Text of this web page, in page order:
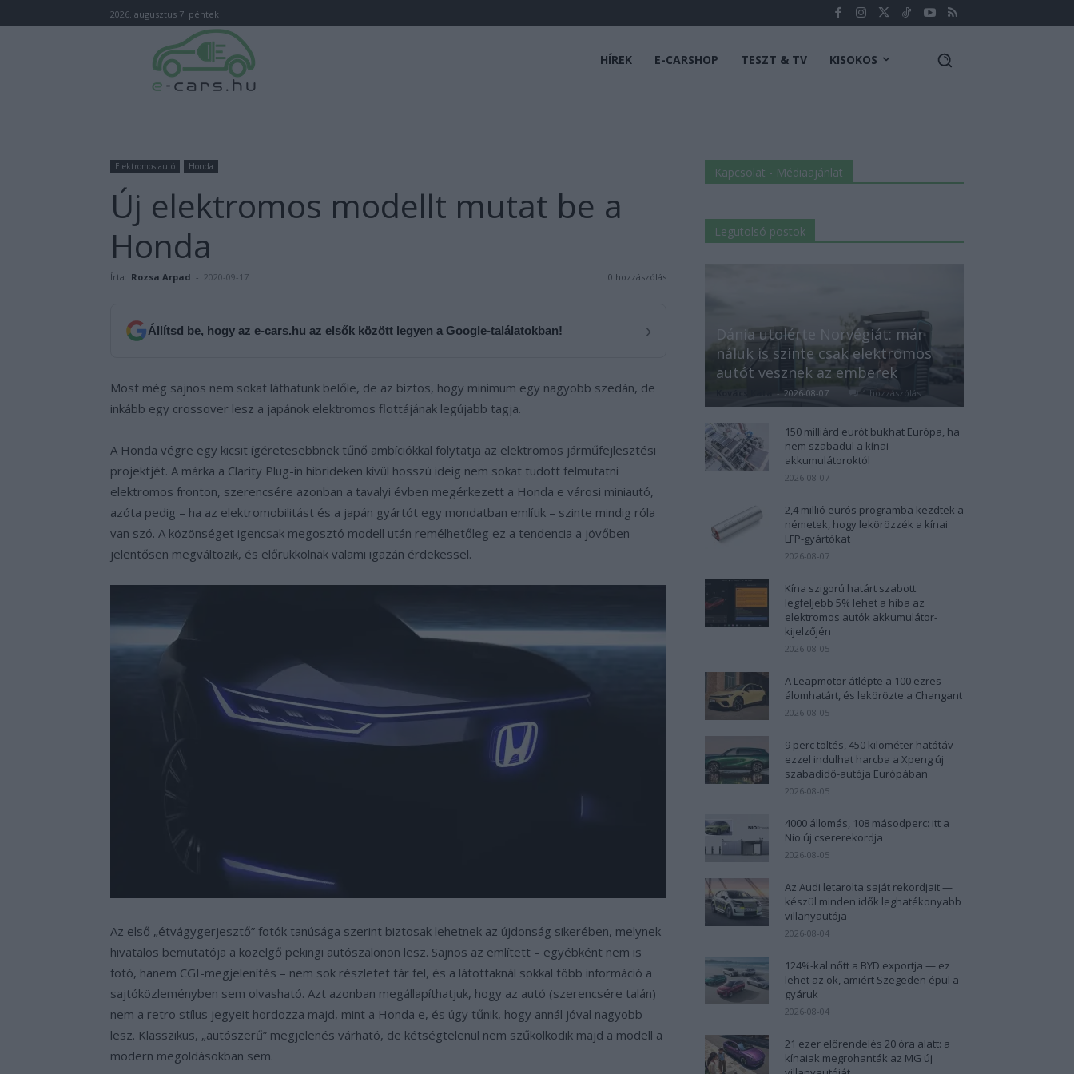
2026. augusztus 7. péntek
HÍREK E-CARSHOP TESZT & TV KISOKOS
Elektromos autó Honda
Új elektromos modellt mutat be a
Honda
Írta: Rozsa Arpad - 2020-09-17 0 hozzászólás
Állítsd be, hogy az e-cars.hu az elsők között legyen a Google-találatokban! ›
Most még sajnos nem sokat láthatunk belőle, de az biztos, hogy minimum egy nagyobb szedán, de
inkább egy crossover lesz a japánok elektromos flottájának legújabb tagja.
A Honda végre egy kicsit ígéretesebbnek tűnő ambíciókkal folytatja az elektromos járműfejlesztési
projektjét. A márka a Clarity Plug-in hibrideken kívül hosszú ideig nem sokat tudott felmutatni
elektromos fronton, szerencsére azonban a tavalyi évben megérkezett a Honda e városi miniautó,
azóta pedig – ha az elektromobilitást és a japán gyártót egy mondatban említik – szinte mindig róla
van szó. A közönséget igencsak megosztó modell után remélhetőleg ez a tendencia a jövőben
jelentősen megváltozik, és előrukkolnak valami igazán érdekessel.
Az első „étvágygerjesztő” fotók tanúsága szerint biztosak lehetnek az újdonság sikerében, melynek
hivatalos bemutatója a közelgő pekingi autószalonon lesz. Sajnos az említett – egyébként nem is
fotó, hanem CGI-megjelenítés – nem sok részletet tár fel, és a látottaknál sokkal több információ a
sajtóközleményben sem olvasható. Azt azonban megállapíthatjuk, hogy az autó (szerencsére talán)
nem a retro stílus jegyeit hordozza majd, mint a Honda e, és úgy tűnik, hogy annál jóval nagyobb
lesz. Klasszikus, „autószerű” megjelenés várható, de kétségtelenül nem szűkölködik majd a modell a
modern megoldásokban sem.
Kapcsolat - Médiaajánlat
Legutolsó postok
Dánia utolérte Norvégiát: már
náluk is szinte csak elektromos
autót vesznek az emberek
- 2026-08-07 1 hozzászólás
150 milliárd eurót bukhat Európa, ha
nem szabadul a kínai
akkumulátoroktól
2026-08-07
2,4 millió eurós programba kezdtek a
németek, hogy lekörözzék a kínai
LFP-gyártókat
2026-08-07
Kína szigorú határt szabott:
legfeljebb 5% lehet a hiba az
elektromos autók akkumulátor-
kijelzőjén
2026-08-05
A Leapmotor átlépte a 100 ezres
álomhatárt, és lekörözte a Changant
2026-08-05
9 perc töltés, 450 kilométer hatótáv –
ezzel indulhat harcba a Xpeng új
szabadidő-autója Európában
2026-08-05
4000 állomás, 108 másodperc: itt a
Nio új csererekordja
2026-08-05
Az Audi letarolta saját rekordjait —
készül minden idők leghatékonyabb
villanyautója
2026-08-04
124%-kal nőtt a BYD exportja — ez
lehet az ok, amiért Szegeden épül a
gyáruk
2026-08-04
21 ezer előrendelés 20 óra alatt: a
kínaiak megrohanták az MG új